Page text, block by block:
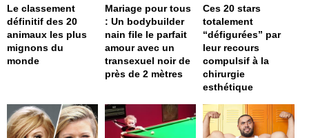
Le classement
définitif des 20
animaux les plus
mignons du
monde
Mariage pour tous
: Un bodybuilder
nain file le parfait
amour avec un
transexuel noir de
près de 2 mètres
Ces 20 stars
totalement
“défigurées” par
leur recours
compulsif à la
chirurgie
esthétique